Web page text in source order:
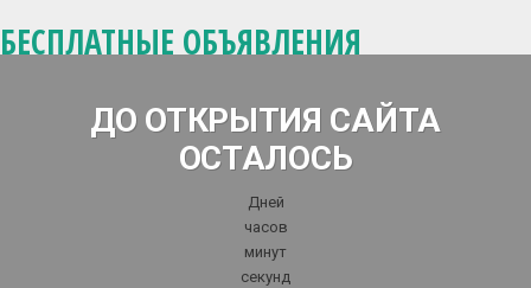
БЕСПЛАТНЫЕ ОБЪЯВЛЕНИЯ
ДО ОТКРЫТИЯ САЙТА
ОСТАЛОСЬ
Дней
часов
минут
секунд